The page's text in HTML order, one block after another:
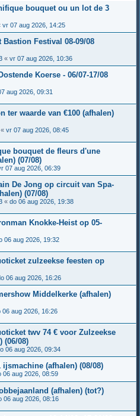
bouquet ou un lot de 3
vr 07 aug 2026, 14:25
Festival 08-09/08
« vr 07 aug 2026, 10:36
Koerse - 06/07-17/08
aug 2026, 09:31
ter waarde van €100 (afhalen)
« vr 07 aug 2026, 08:45
bouquet de fleurs d'une
(07/08)
07 aug 2026, 06:39
De Jong op circuit van Spa-
(07/08)
« do 06 aug 2026, 19:38
Knokke-Heist op 05-
06 aug 2026, 19:32
zulzeekse feesten op
06 aug 2026, 16:26
Middelkerke (afhalen)
06 aug 2026, 16:26
twv 74 € voor Zulzeekse
(06/08)
06 aug 2026, 09:34
(afhalen) (08/08)
06 aug 2026, 08:59
(afhalen) (tot?)
06 aug 2026, 08:16